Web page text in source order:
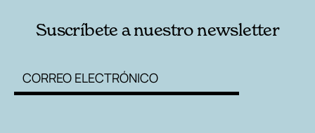
Suscríbete a nuestro newsletter